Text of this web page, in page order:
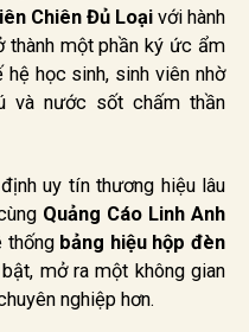
Chiên Đủ Loại với hành
thành một phần ký ức ẩm
học sinh, sinh viên nhờ
và nước sốt chấm thần
uy tín thương hiệu lâu
Quảng Cáo Linh Anh
thống bảng hiệu hộp đèn
mở ra một không gian
nghiệp hơn.